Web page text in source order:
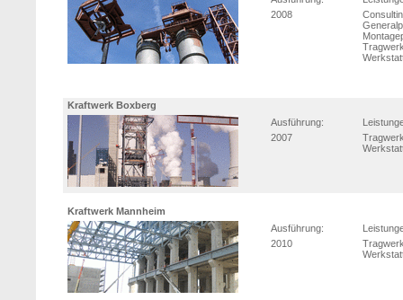
2008
Kraftwerk Boxberg
Ausführung:
2007
Kraftwerk Mannheim
Ausführung:
2010